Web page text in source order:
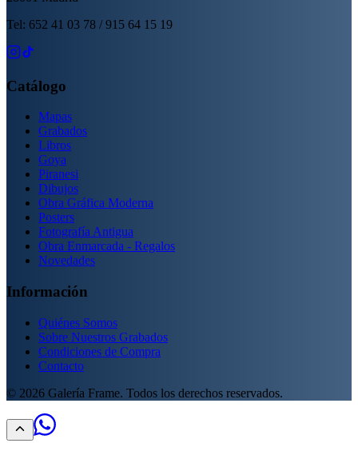
Tel: 652 41 03 78 / 915 64 15 19
Catálogo
Mapas
Grabados
Libros
Goya
Piranesi
Dibujos
Obra Gráfica Moderna
Posters
Fotografía Antigua
Obra Enmarcada - Regalos
Novedades
Información
Quiénes Somos
Sobre Nuestros Grabados
Condiciones de Compra
Contacto
© 2026 Galería Frame. Todos los derechos reservados.